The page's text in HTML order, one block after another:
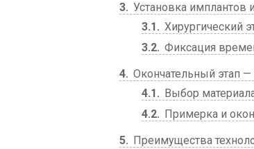
3 Установка имплантов
3.1
Хирургический
3.2 Фиксация
4 Окончательный этап —
4.1
Выбор
4.2
Примерка и
5
Преимущества